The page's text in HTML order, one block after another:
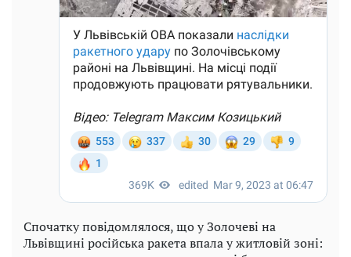
Спочатку повідомлялося, що у Золочеві на
Львівщині російська ракета впала у житловій зоні: